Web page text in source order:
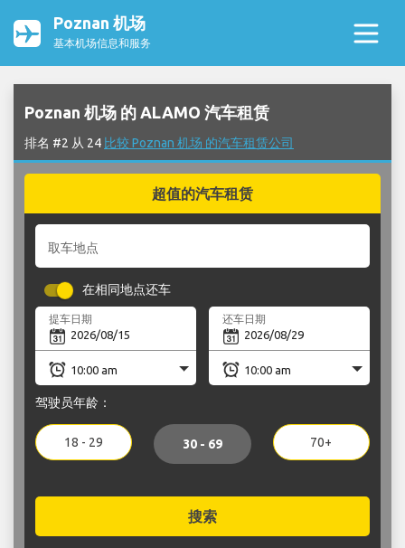
Poznan 机场
基本机场信息和服务
Poznan 机场 的 ALAMO 汽车租赁
排名 #2 从 24 比较 Poznan 机场 的汽车租赁公司
超值的汽车租赁
取车地点
在相同地点还车
提车日期 还车日期
驾驶员年龄：
18 - 29 30 - 69 70+
搜索